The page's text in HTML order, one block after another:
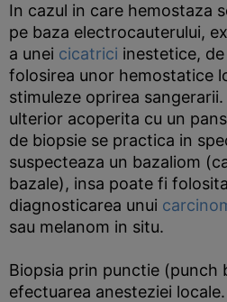
In cazul in care hemostaza
pe baza electrocauterului,
a unei cicatrici inestetice,
folosirea unor hemostatice
stimuleze oprirea
ulterior acoperita cu un
de biopsie se practica in
suspecteaza un bazaliom
bazale), insa poate fi
diagnosticarea unui
sau melanom in situ.
Biopsia prin punctie (punch
efectuarea anesteziei